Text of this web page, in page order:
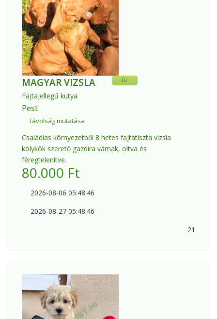
MAGYAR VIZSLA ÚJ
Fajtajellegű kutya
Pest
Távolság mutatása
Családias környezetből 8 hetes fajtatiszta vizsla
kölykök szerető gazdira várnak, oltva és
féregtelenítve.
80.000 Ft
2026-08-06 05:48:46
2026-08-27 05:48:46
21